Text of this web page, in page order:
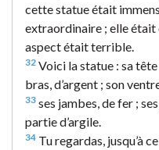
cette statue était
extraordinaire ; elle
aspect était terrible.
32 Voici la statue : sa
bras, d’argent ; son
33 ses jambes, de fer ;
partie d’argile.
34 Tu regardas, jusqu’à